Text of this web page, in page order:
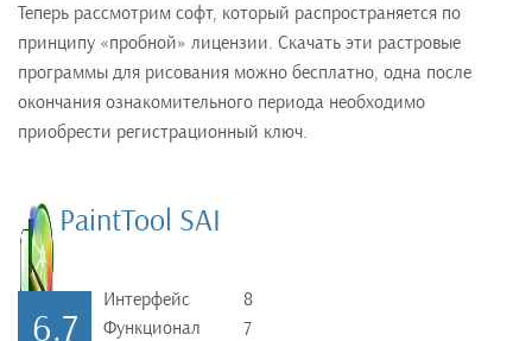
Теперь рассмотрим софт, который распространяется по
принципу «пробной» лицензии. Скачать эти растровые
программы для рисования можно бесплатно, одна после
окончания ознакомительного периода необходимо
приобрести регистрационный ключ.
PaintTool SAI
6.7
Интерфейс
Функционал
8
7